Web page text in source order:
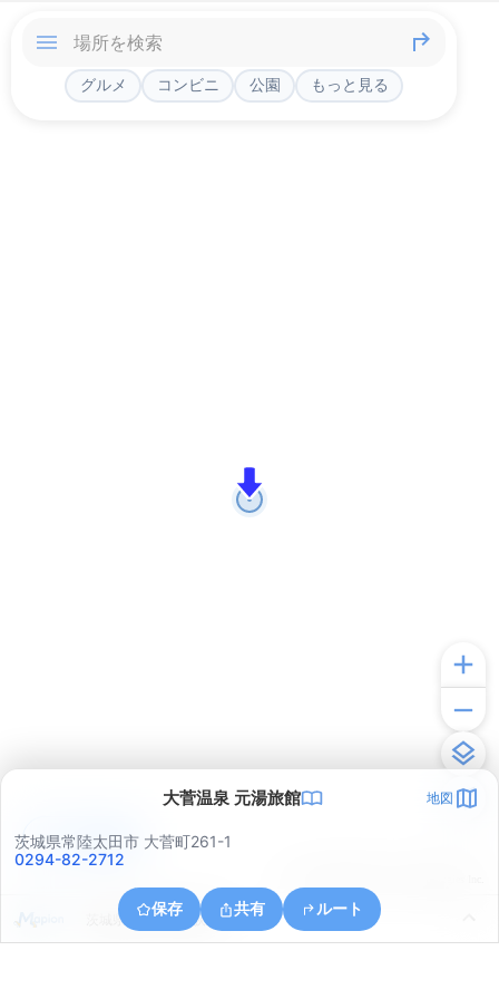
グルメ コンビニ 公園 もっと見る
大菅温泉 元湯旅館 地図
茨城県常陸太田市 大菅町261-1
0294-82-2712
保存 共有 ルート
茨城県日立市中深荻町
アプリで見る